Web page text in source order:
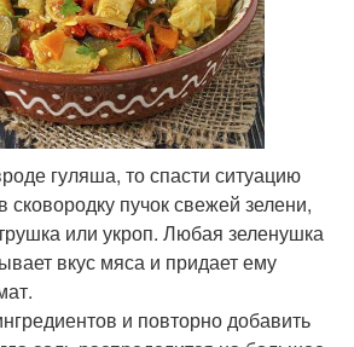
гуляша, то спасти ситуацию
пучок свежей зелени,
или укроп. Любая зеленушка
вкус мяса и придает ему
и повторно добавить